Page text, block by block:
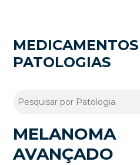
PATOLOGIAS
MELANOMA
AVANÇADO